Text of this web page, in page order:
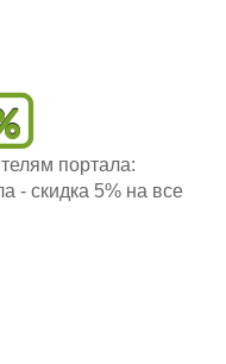
портала:
- скидка 5% на все